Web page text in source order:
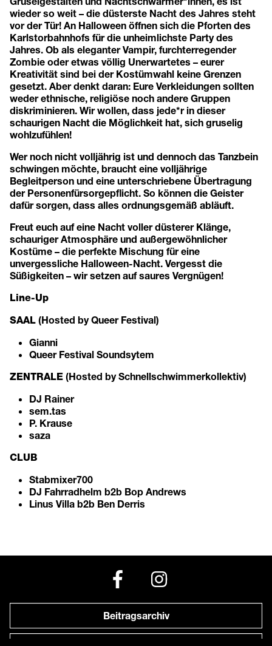
wieder so weit – die düsterste Nacht des Jahres steht
vor der Tür! An Halloween öffnen sich die Pforten des
Karlstorbahnhofs für die unheimlichste Party des
Jahres. Ob als eleganter Vampir, furchterregender
Zombie oder etwas völlig Unerwartetes – eurer
Kreativität sind bei der Kostümwahl keine Grenzen
gesetzt. Aber denkt daran: Eure Verkleidungen sollten
weder ethnische, religiöse noch andere Gruppen
diskriminieren. Wir wollen, dass jede*r in dieser
schaurigen Nacht die Möglichkeit hat, sich gruselig
wohlzufühlen!
Wer noch nicht volljährig ist und dennoch das Tanzbein
schwingen möchte, braucht eine volljährige
Begleitperson und eine unterschriebene Übertragung
der Personenfürsorgepflicht. So können die Geister
dafür sorgen, dass alles ordnungsgemäß abläuft.
Freut euch auf eine Nacht voller düsterer Klänge,
schauriger Atmosphäre und außergewöhnlicher
Kostüme – die perfekte Mischung für eine
unvergessliche Halloween-Nacht. Vergesst die
Süßigkeiten – wir setzen auf saures Vergnügen!
Line-Up
SAAL (Hosted by Queer Festival)
Gianni
Queer Festival Soundsytem
ZENTRALE (Hosted by Schnellschwimmerkollektiv)
DJ Rainer
sem.tas
P. Krause
saza
CLUB
Stabmixer700
DJ Fahrradhelm b2b Bop Andrews
Linus Villa b2b Ben Derris
Beitragsarchiv